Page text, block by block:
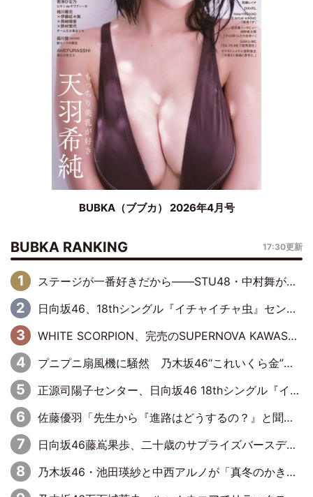
BUBKA（ブブカ） 2026年4月号
BUBKA RANKING 17:30更新
ステージが一番好きだから――STU48・中村舞が描く“これからの私”
日向坂46、18thシングル『イチャイチャ虫』センターは正源司陽子に決定& 佐藤優羽や平岡海月など、“ひなた坂46”からの選抜入りも注目！
WHITE SCORPION、完売のSUPERNOVA KAWASAKIで沸いた“着席型LIVE” 『BASE Live #16』昼公演リポート
プニプニ扇風機に騒然 乃木坂46“これいくら金”延長中は今回もわちゃわちゃ全開
正源司陽子センター、日向坂46 18thシングル『イチャイチャ虫』新ビジュアル公開
佐藤優羽「先生から『進路はどうするの？』と聞かれて。『実は……』とXのトレンドで1位になっているスマホを見せました」【日向坂46『五期生LIVE』開催記念 五期生“変革”ドキュメンタリー③】
日向坂46藤嶌果歩、二十歳のサプライズバースデーに大喜び「頼られる先輩になれるように努力していきたい」
乃木坂46・池田瑛紗と中西アルノが「真冬のかき氷」騒動で火花散らす！ 因縁の裏にあるのは、逆境をともに“凌”ぐ似た者同士の絆